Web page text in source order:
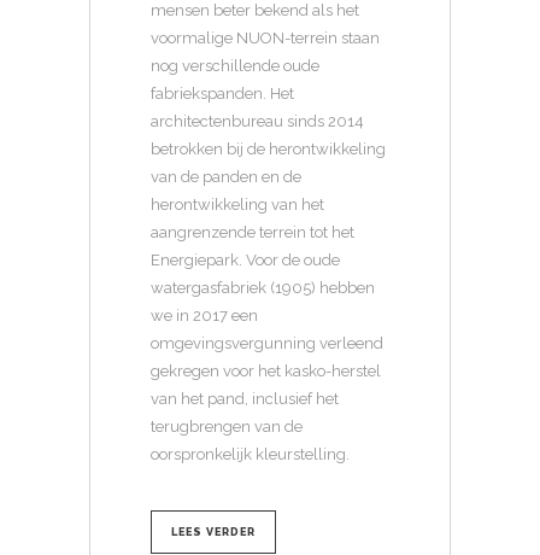
mensen beter bekend als het
voormalige NUON-terrein staan
nog verschillende oude
fabriekspanden. Het
architectenbureau sinds 2014
betrokken bij de herontwikkeling
van de panden en de
herontwikkeling van het
aangrenzende terrein tot het
Energiepark. Voor de oude
watergasfabriek (1905) hebben
we in 2017 een
omgevingsvergunning verleend
gekregen voor het kasko-herstel
van het pand, inclusief het
terugbrengen van de
oorspronkelijk kleurstelling.
LEES VERDER